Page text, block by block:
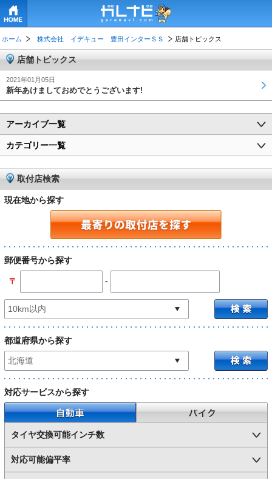
ホーム 株式会社 イデキュー 豊田インターＳＳ 店舗トピックス
店舗トピックス
2021年01月05日
新年あけましておめでとうございます!
アーカイブ一覧
カテゴリー一覧
取付店検索
現在地から探す
郵便番号から探す
〒 -
都道府県から探す
対応サービスから探す
自動車
タイヤ交換可能インチ数
対応可能偏平率